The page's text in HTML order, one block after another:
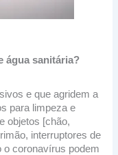
água sanitária?
e que agridem a
para limpeza e
objetos [chão,
interruptores de
o coronavírus podem